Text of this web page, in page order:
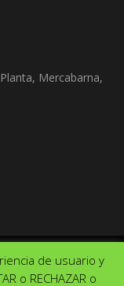
Mercabarna,
Diseño de
de usuario y
o RECHAZAR o